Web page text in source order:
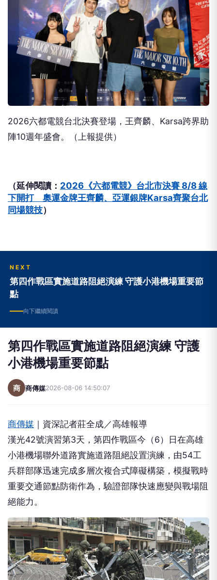
2026六都電競台北決賽登場，王齊麟、Karsa跨界助
陣10週年盛會。（上報提供）
（延伸閱讀： 2026《六都電競》台北市決賽 8/8 線
下開打 奧運金牌王齊麟、亞運銀牌Karsa齊聚台北
同場競技）
NEXT
第四作戰區實施道路阻絕演練 守護小港機場重要節
點
向下繼續閱讀
第四作戰區實施道路阻絕演練 守護
小港機場重要節點
商 商傳媒2026-08-06 14:50:07
商傳媒 ｜資深記者莊全成／高雄報導
漢光42號演習第3天，第四作戰區今（6）日在高雄
小港機場聯外道路實施道路阻絕設置演練，由54工
兵群部隊迅速完成多層次複合式障礙構築，模擬戰時
重要交通節點防衛作為，驗證部隊快速應變與戰場阻
絕能力。